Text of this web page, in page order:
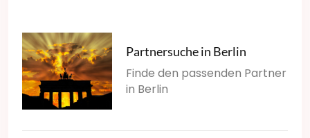
Partnersuche in Berlin
Finde den passenden Partner
in Berlin